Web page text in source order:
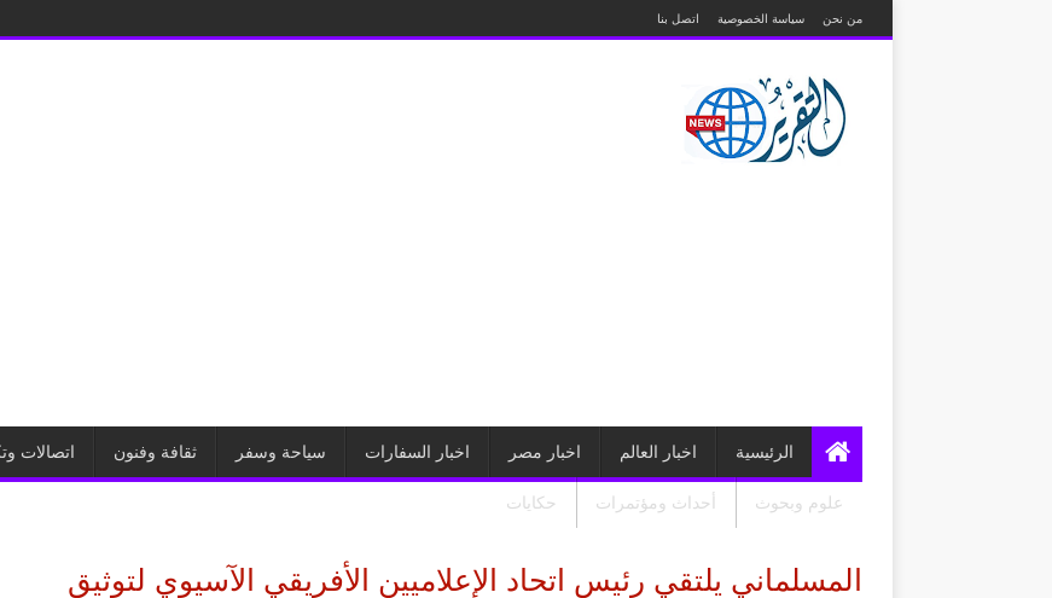
من نحن سياسة الخصوصية اتصل بنا
الرئيسية اخبار العالم اخبار مصر اخبار السفارات سياحة وسفر ثقافة وفنون اتصالات
علوم وبحوث أحداث ومؤتمرات حكايات
المسلماني يلتقي رئيس اتحاد الإعلاميين الأفريقي الآسيوي لتوثيق